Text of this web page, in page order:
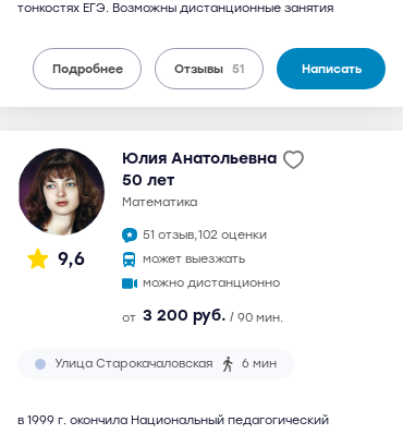
тонкостях ЕГЭ. Возможны дистанционные занятия
Подробнее Отзывы 51 Написать
9,6
Юлия Анатольевна
50 лет
математика
51 отзыв,102 оценки
может выезжать
можно дистанционно
от 3 200 руб. / 90 мин.
Улица Старокачаловская 6 мин
в 1999 г. окончила Национальный педагогический